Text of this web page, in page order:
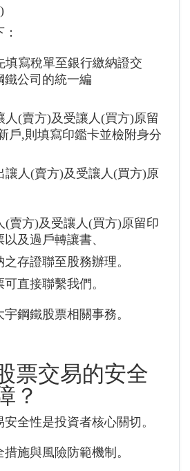
填寫稅單至銀行繳納證交
鐵公司的統一編
人(賣方)及受讓人(買方)原留
戶,則填寫印鑑卡並檢附身分
讓人(賣方)及受讓人(買方)原
(賣方)及受讓人(買方)原留印
及過戶轉讓書、
存證聯至股務辦理。
直接聯繫我們。
鋼鐵股票相關事務。
票交易的安全
？
全性是投資者核心關切。
施與風險防範機制。